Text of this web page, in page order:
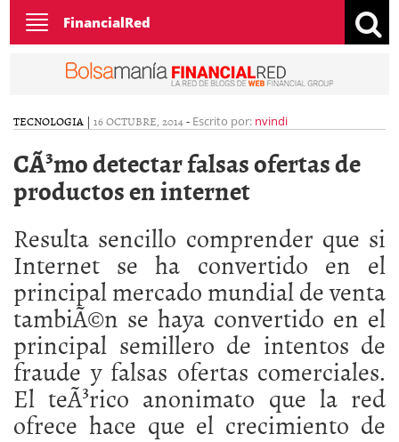
Toggle
navigation
FinancialRed
TECNOLOGIA | 16 OCTUBRE, 2014- Escrito por: nvindi
CÃ³mo detectar falsas ofertas de
productos en internet
Resulta sencillo comprender que si
Internet se ha convertido en el
principal mercado mundial de venta
tambiÃ©n se haya convertido en el
principal semillero de intentos de
fraude y falsas ofertas comerciales.
El teÃ³rico anonimato que la red
ofrece hace que el crecimiento de